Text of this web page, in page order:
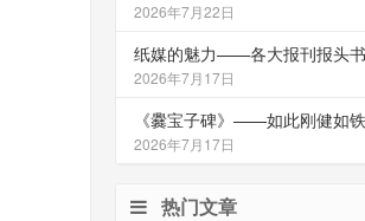
2026年7月22日
纸媒的魅力——各大报刊报头
2026年7月17日
《爨宝子碑》——如此刚健如
2026年7月17日
热门文章